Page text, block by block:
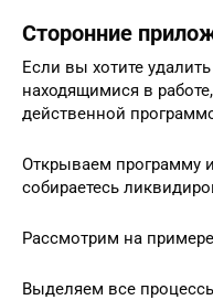
Сторонние
Если вы хотите
находящимися в
действенной
Открываем программу
собираетесь
Рассмотрим на
Выделяем все